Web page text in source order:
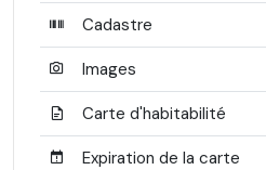
Cadastre
Images
Carte d'habitabilité
Expiration de la carte